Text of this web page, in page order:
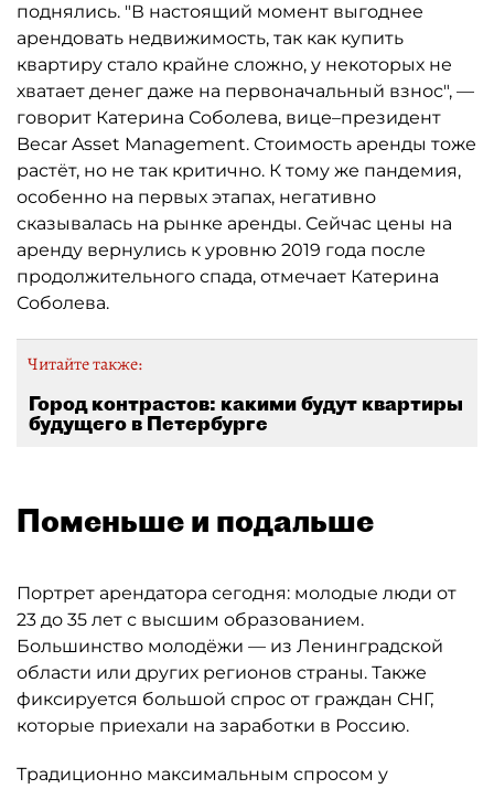
поднялись. "В настоящий момент выгоднее
арендовать недвижимость, так как купить
квартиру стало крайне сложно, у некоторых не
хватает денег даже на первоначальный взнос", —
говорит Катерина Соболева, вице–президент
Becar Asset Management. Стоимость аренды тоже
растёт, но не так критично. К тому же пандемия,
особенно на первых этапах, негативно
сказывалась на рынке аренды. Сейчас цены на
аренду вернулись к уровню 2019 года после
продолжительного спада, отмечает Катерина
Соболева.
Читайте также:
Город контрастов: какими будут квартиры
будущего в Петербурге
Поменьше и подальше
Портрет арендатора сегодня: молодые люди от
23 до 35 лет с высшим образованием.
Большинство молодёжи — из Ленинградской
области или других регионов страны. Также
фиксируется большой спрос от граждан СНГ,
которые приехали на заработки в Россию.
Традиционно максимальным спросом у